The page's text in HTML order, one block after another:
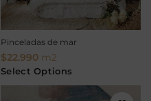
Pinceladas de mar
$22.990 m2
Select Options